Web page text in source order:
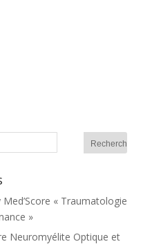
« Traumatologie
»
Neuromyélite Optique et